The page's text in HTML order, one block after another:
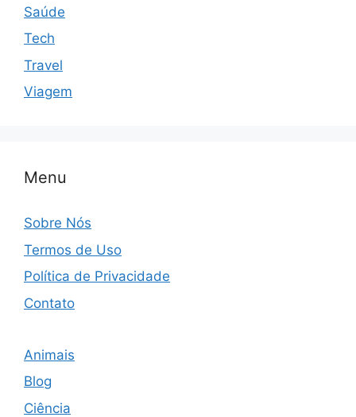
Saúde
Tech
Travel
Viagem
Menu
Sobre Nós
Termos de Uso
Política de Privacidade
Contato
Animais
Blog
Ciência